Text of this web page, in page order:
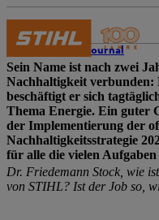
STIHL Journal
Sein Name ist nach zwei
Nachhaltigkeit verbunden:
beschäftigt er sich
Thema Energie. Ein guter
der Implementierung der
Nachhaltigkeitsstrategie
für alle die vielen Aufgaben
Dr. Friedemann Stock, wie
von STIHL? Ist der Job so,